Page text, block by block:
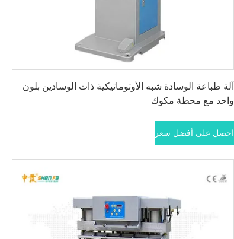
آلة طباعة الوسادة شبه الأوتوماتيكية ذات الوسادين بلون
واحد مع محطة مكوك
احصل على أفضل سعر